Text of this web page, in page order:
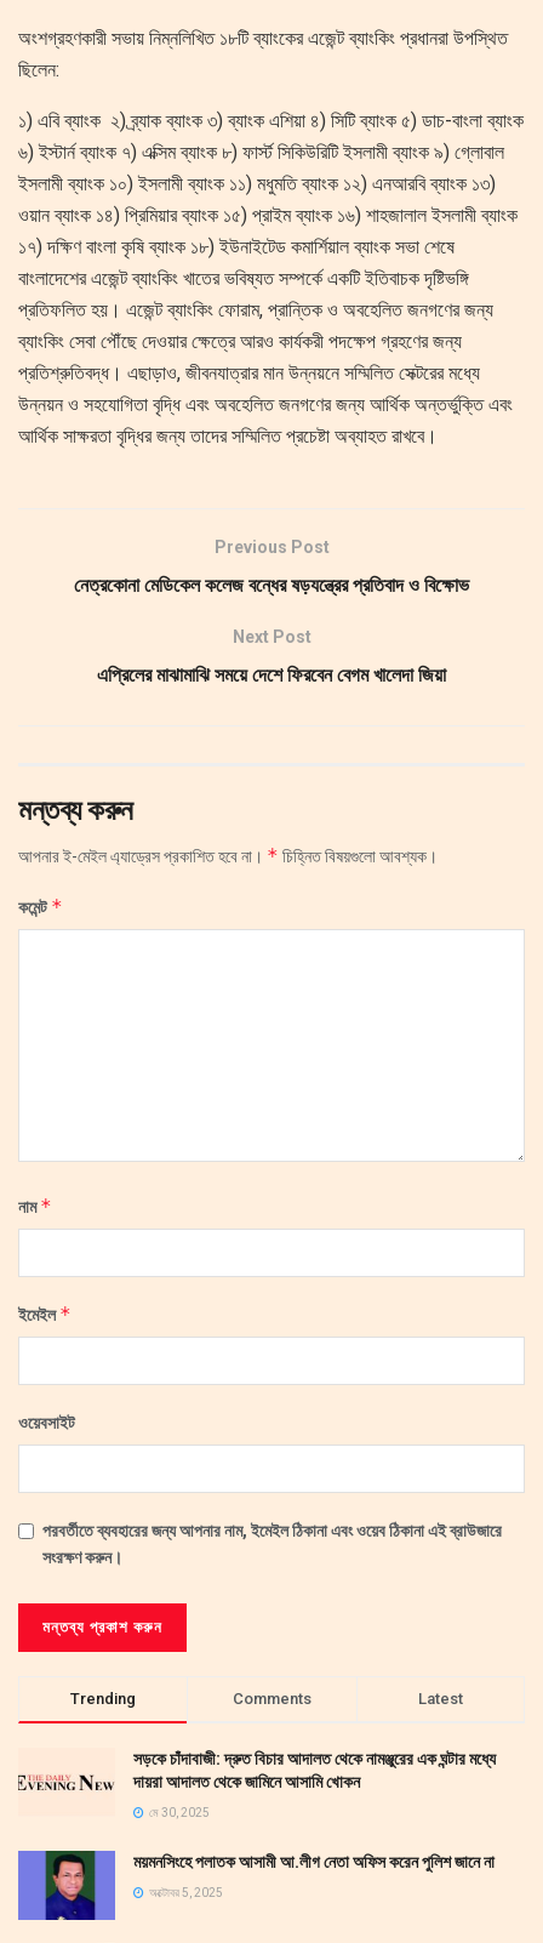
অংশগ্রহণকারী সভায় নিম্নলিখিত ১৮টি ব্যাংকের এজেন্ট ব্যাংকিং প্রধানরা উপস্থিত
ছিলেন:
১) এবি ব্যাংক ২) ব্র্যাক ব্যাংক ৩) ব্যাংক এশিয়া ৪) সিটি ব্যাংক ৫) ডাচ-বাংলা ব্যাংক
৬) ইস্টার্ন ব্যাংক ৭) এক্সিম ব্যাংক ৮) ফার্স্ট সিকিউরিটি ইসলামী ব্যাংক ৯) গ্লোবাল
ইসলামী ব্যাংক ১০) ইসলামী ব্যাংক ১১) মধুমতি ব্যাংক ১২) এনআরবি ব্যাংক ১৩)
ওয়ান ব্যাংক ১৪) প্রিমিয়ার ব্যাংক ১৫) প্রাইম ব্যাংক ১৬) শাহজালাল ইসলামী ব্যাংক
১৭) দক্ষিণ বাংলা কৃষি ব্যাংক ১৮) ইউনাইটেড কমার্শিয়াল ব্যাংক সভা শেষে
বাংলাদেশের এজেন্ট ব্যাংকিং খাতের ভবিষ্যত সম্পর্কে একটি ইতিবাচক দৃষ্টিভঙ্গি
প্রতিফলিত হয়। এজেন্ট ব্যাংকিং ফোরাম, প্রান্তিক ও অবহেলিত জনগণের জন্য
ব্যাংকিং সেবা পৌঁছে দেওয়ার ক্ষেত্রে আরও কার্যকরী পদক্ষেপ গ্রহণের জন্য
প্রতিশ্রুতিবদ্ধ। এছাড়াও, জীবনযাত্রার মান উন্নয়নে সম্মিলিত সেক্টরের মধ্যে
উন্নয়ন ও সহযোগিতা বৃদ্ধি এবং অবহেলিত জনগণের জন্য আর্থিক অন্তর্ভুক্তি এবং
আর্থিক সাক্ষরতা বৃদ্ধির জন্য তাদের সম্মিলিত প্রচেষ্টা অব্যাহত রাখবে।
Previous Post
নেত্রকোনা মেডিকেল কলেজ বন্ধের ষড়যন্ত্রের প্রতিবাদ ও বিক্ষোভ
Next Post
এপ্রিলের মাঝামাঝি সময়ে দেশে ফিরবেন বেগম খালেদা জিয়া
মন্তব্য করুন
আপনার ই-মেইল এ্যাড্রেস প্রকাশিত হবে না। * চিহ্নিত বিষয়গুলো আবশ্যক।
কমেন্ট*
নাম*
ইমেইল*
ওয়েবসাইট
পরবর্তীতে ব্যবহারের জন্য আপনার নাম, ইমেইল ঠিকানা এবং ওয়েব ঠিকানা এই ব্রাউজারে
সংরক্ষণ করুন।
Trending Comments Latest
সড়কে চাঁদাবাজী: দ্রুত বিচার আদালত থেকে নামঞ্জুরের এক ঘন্টার মধ্যে
দায়রা আদালত থেকে জামিনে আসামি খোকন
মে 30, 2025
ময়মনসিংহে পলাতক আসামী আ.লীগ নেতা অফিস করেন পুলিশ জানে না
অক্টোবর 5, 2025